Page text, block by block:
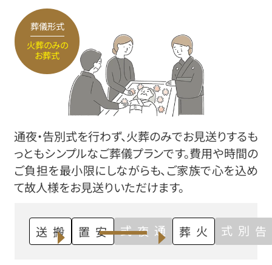
葬儀形式
火葬のみの
お葬式
通夜・告別式を行わず、火葬のみでお見送りするも
っともシンプルなご葬儀プランです。費用や時間の
ご負担を最小限にしながらも、ご家族で心を込め
て故人様をお見送りいただけます。
搬送 安置 通夜式 火葬 告別式